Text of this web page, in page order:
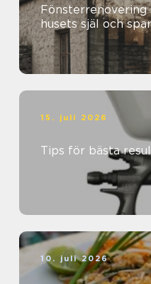
Fönsterrenovering på
husets själ och
15. juli 2026
Tips för bästa
10. juli 2026